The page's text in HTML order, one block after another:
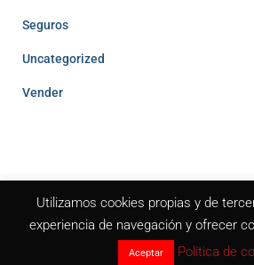
Seguros
Uncategorized
Vender
Diseño y desarrollo web por
Utilizamos cookies propias y de
experiencia de navegación y ofrecer
Aceptar Política de